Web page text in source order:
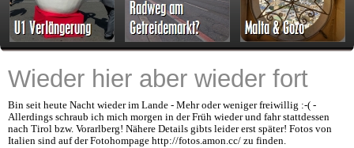
Wieder hier aber wieder fort
Bin seit heute Nacht wieder im Lande - Mehr oder weniger freiwillig :-( -
Allerdings schraub ich mich morgen in der Früh wieder und fahr stattdessen
nach Tirol bzw. Vorarlberg! Nähere Details gibts leider erst später! Fotos von
Italien sind auf der Fotohompage http://fotos.amon.cc/ zu finden.